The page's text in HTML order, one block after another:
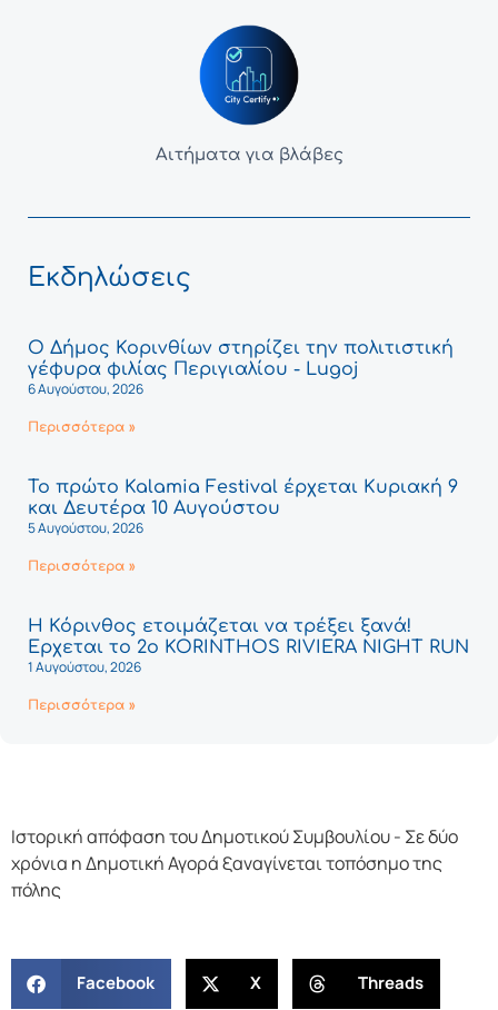
Αιτήματα για βλάβες
Εκδηλώσεις
Ο Δήμος Κορινθίων στηρίζει την πολιτιστική
γέφυρα φιλίας Περιγιαλίου - Lugoj
6 Αυγούστου, 2026
Περισσότερα »
Το πρώτο Kalamia Festival έρχεται Κυριακή 9
και Δευτέρα 10 Αυγούστου
5 Αυγούστου, 2026
Περισσότερα »
Η Κόρινθος ετοιμάζεται να τρέξει ξανά!
Έρχεται το 2ο KORINTHOS RIVIERA NIGHT RUN
1 Αυγούστου, 2026
Περισσότερα »
Ιστορική απόφαση του Δημοτικού Συμβουλίου - Σε δύο
χρόνια η Δημοτική Αγορά ξαναγίνεται τοπόσημο της
πόλης
Facebook X Threads